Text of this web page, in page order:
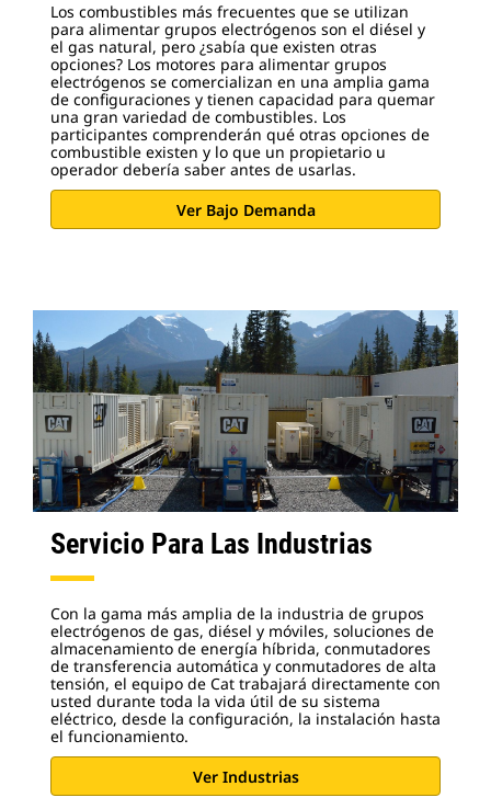
Los combustibles más frecuentes que se utilizan
para alimentar grupos electrógenos son el diésel y
el gas natural, pero ¿sabía que existen otras
opciones? Los motores para alimentar grupos
electrógenos se comercializan en una amplia gama
de configuraciones y tienen capacidad para quemar
una gran variedad de combustibles. Los
participantes comprenderán qué otras opciones de
combustible existen y lo que un propietario u
operador debería saber antes de usarlas.
Ver Bajo Demanda
Servicio Para Las Industrias
Con la gama más amplia de la industria de grupos
electrógenos de gas, diésel y móviles, soluciones de
almacenamiento de energía híbrida, conmutadores
de transferencia automática y conmutadores de alta
tensión, el equipo de Cat trabajará directamente con
usted durante toda la vida útil de su sistema
eléctrico, desde la configuración, la instalación hasta
el funcionamiento.
Ver Industrias